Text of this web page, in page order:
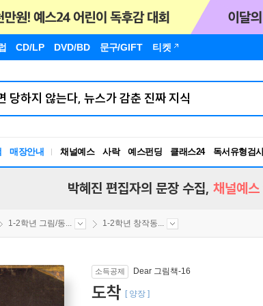
CD/LP DVD/BD 문구/GIFT 티켓
매장안내 채널예스 사락 예스펀딩 클래스24
독서유형검
RBTI Lab
박혜진 편집자의 문장 수집, 채널예
1-2학년 그림/동... 1-2학년 창작동...
소득공제 Dear 그림책-16
도착 [ 양장 ]